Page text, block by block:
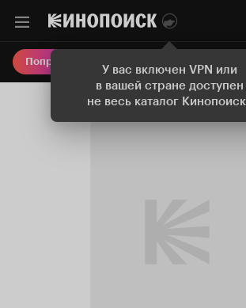
У вас включен VPN или
в вашей стране доступен
не весь каталог
Попробовать Плюс Онлайн-